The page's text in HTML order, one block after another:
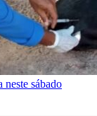
sábado